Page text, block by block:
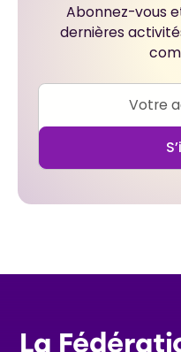
Abonnez-vous
dernières
La